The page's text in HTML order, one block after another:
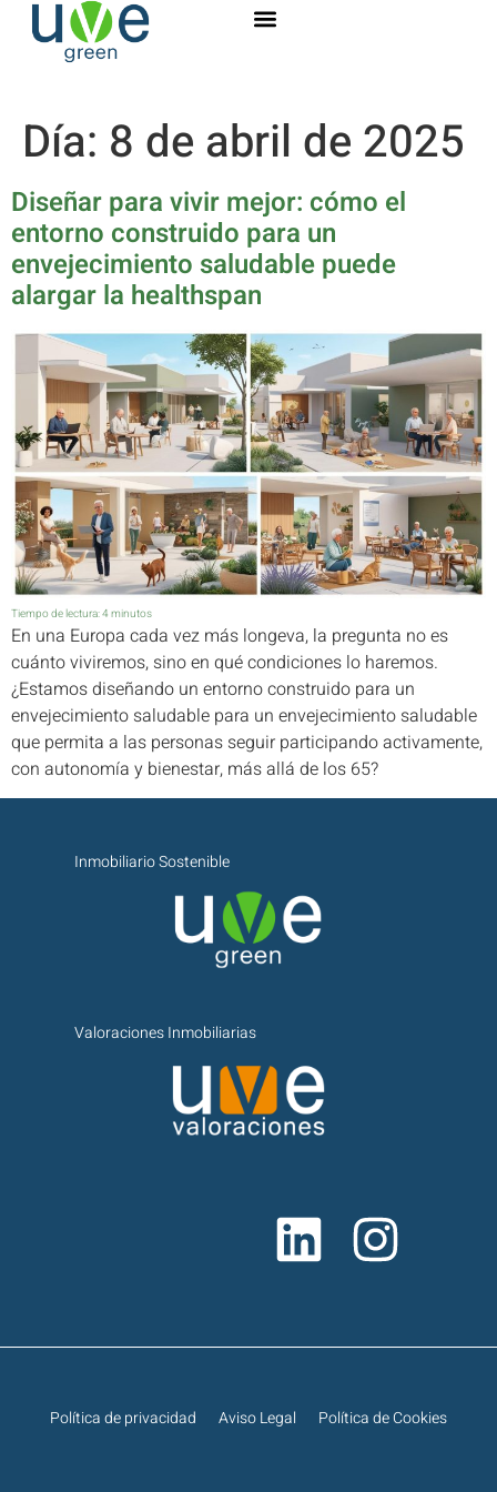
Día: 8 de abril de 2025
Diseñar para vivir mejor: cómo el
entorno construido para un
envejecimiento saludable puede
alargar la healthspan
Tiempo de lectura:4 minutos
En una Europa cada vez más longeva, la pregunta no es
cuánto viviremos, sino en qué condiciones lo haremos.
¿Estamos diseñando un entorno construido para un
envejecimiento saludable para un envejecimiento saludable
que permita a las personas seguir participando activamente,
con autonomía y bienestar, más allá de los 65?
Valoraciones Inmobiliarias
Inmobiliario Sostenible
Política de privacidad Aviso Legal Política de Cookies